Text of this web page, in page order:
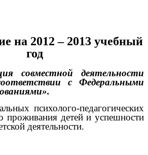
на 2012 – 2013 учебный
год
совместной деятельности
с Федеральными
психолого-педагогических
проживания детей и успешности
деятельности.